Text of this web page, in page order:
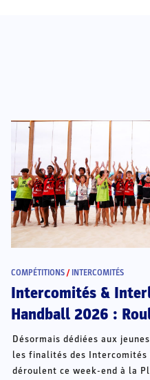
COMPÉTITIONS / INTERCOMITÉS
Intercomités &
Handball 2026 :
Désormais dédiées aux
les finalités des
déroulent ce week-end à la